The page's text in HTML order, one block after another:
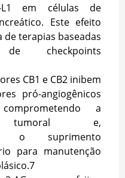
L1 em células de
Este efeito
de terapias baseadas
checkpoints
CB1 e CB2 inibem
pró-angiogênicos
a
tumoral e,
o suprimento
para manutenção
7